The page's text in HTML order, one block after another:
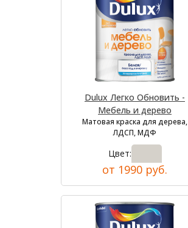
Dulux Легко Обновить -
Мебель и дерево
Матовая краска для дерева,
ЛДСП, МДФ
Цвет:
от 1990 руб.